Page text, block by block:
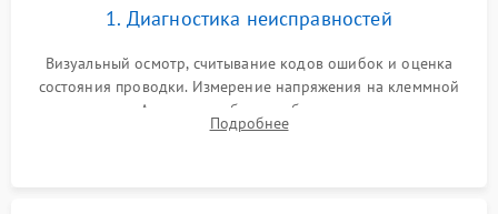
1. Диагностика неисправностей
Визуальный осмотр, считывание кодов ошибок и оценка
состояния проводки. Измерение напряжения на клеммной
колодке. Анализ жалоб на проблемы с нагревом,
конвекцией, панелью управления или блокировкой дверцы.
Подробнее